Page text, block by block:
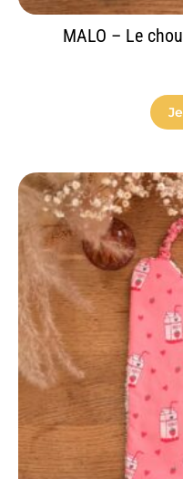
MALO – Le